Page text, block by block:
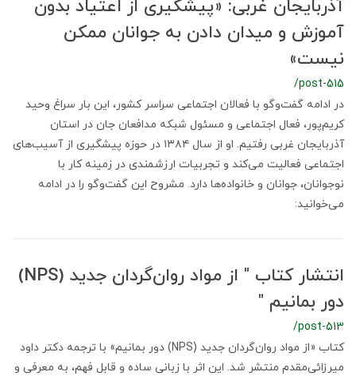
آذربایجان غربی: «پیشگیری از اعتیاد بدون
آموزش و میدان دادن به جوانان ممکن
نیست»
/post-515
در ادامه گفت‌وگو با فعالان اجتماعی سراسر کشور، این بار سراغ وحید
کریم‌پور، فعال اجتماعی و مسئول شبکه مدافعان جان در استان
آذربایجان غربی رفتیم. او از سال ۱۳۸۴ در حوزه پیشگیری از آسیب‌های
اجتماعی فعالیت می‌کند و تجربیات ارزشمندی در زمینه کار با
نوجوانان، جوانان و خانواده‌ها دارد. مشروح این گفت‌وگو را در ادامه
می‌خوانید:
انتشار کتاب " از مواد روان‌گردان جدید (NPS)
دور بمانیم "
/post-513
کتاب «از مواد روان‌گردان جدید (NPS) دور بمانیم» با ترجمه دکتر داود
میرزائی‌مقدم منتشر شد. این اثر با زبانی ساده و قابل فهم، به معرفی و